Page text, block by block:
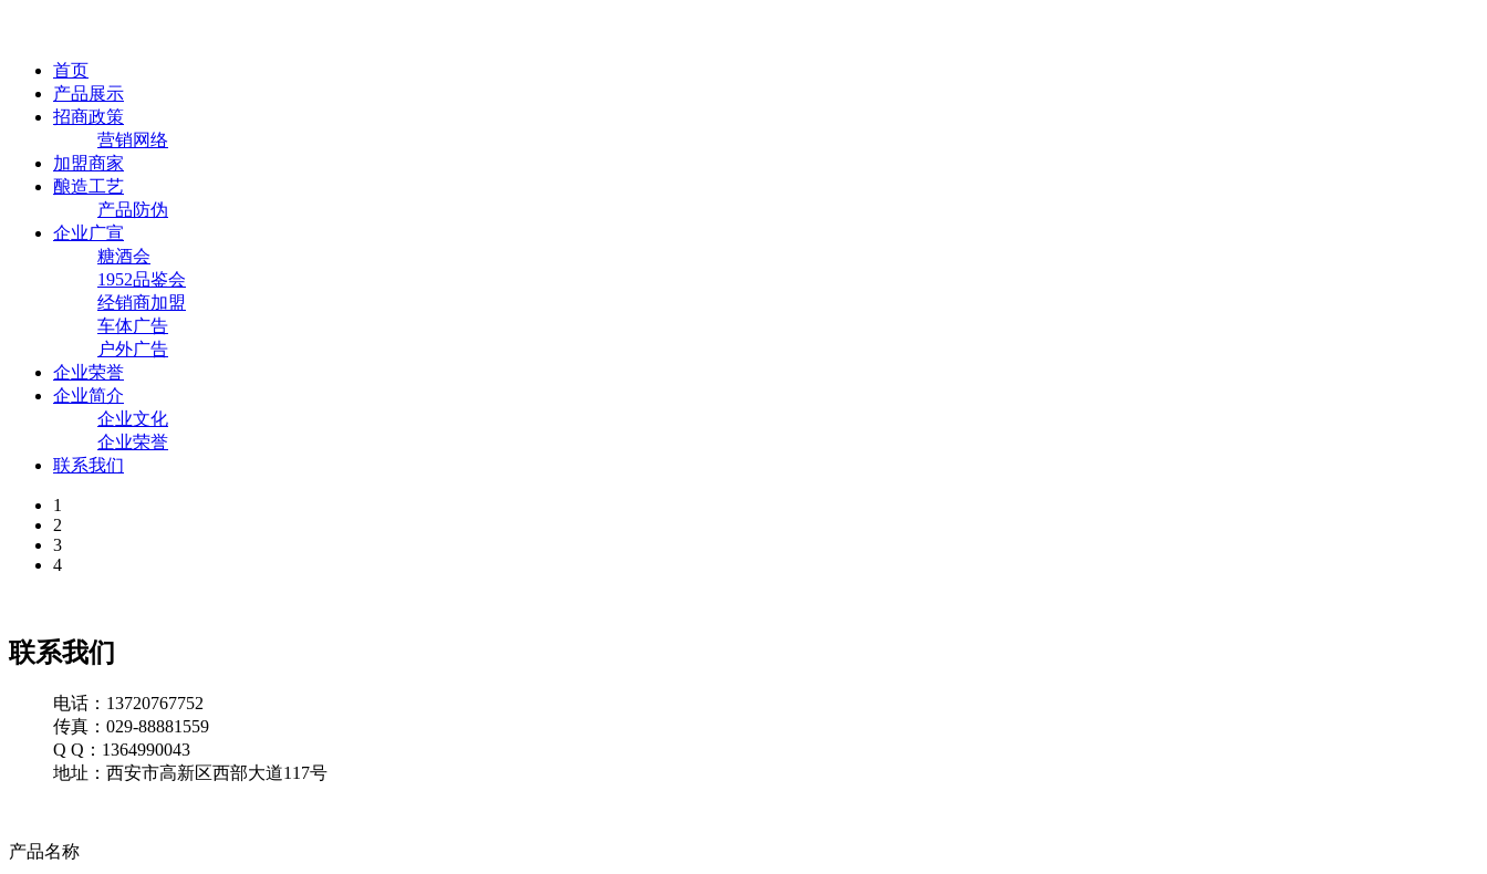
首页
产品展示
招商政策
营销网络
加盟商家
酿造工艺
产品防伪
企业广宣
糖酒会
1952品鉴会
经销商加盟
车体广告
户外广告
企业荣誉
企业简介
企业文化
企业荣誉
联系我们
1
2
3
4
联系我们
电话：13720767752
传真：029-88881559
Q Q：1364990043
地址：西安市高新区西部大道117号
产品名称